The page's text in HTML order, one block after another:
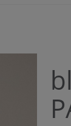
GŁÓWNA |